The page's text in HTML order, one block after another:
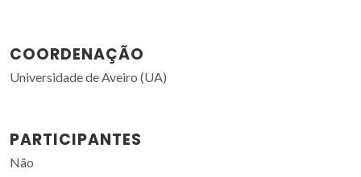
COORDENAÇÃO
Universidade de Aveiro (UA)
PARTICIPANTES
Não